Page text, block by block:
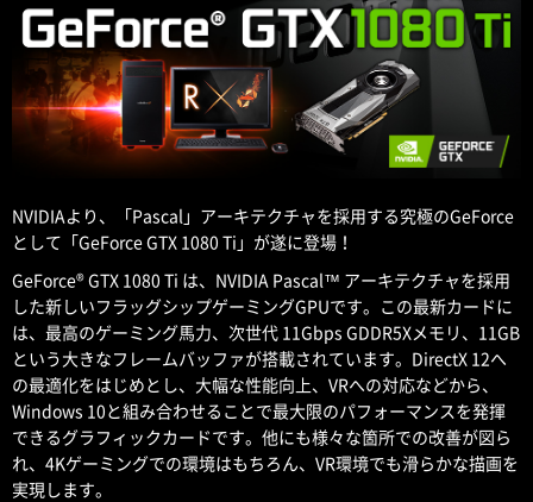
NVIDIAより、「Pascal」アーキテクチャを採用する究極のGeForce
として「GeForce GTX 1080 Ti」が遂に登場！
GeForce® GTX 1080 Ti は、NVIDIA Pascal™ アーキテクチャを採用
した新しいフラッグシップゲーミングGPUです。この最新カードに
は、最高のゲーミング馬力、次世代 11Gbps GDDR5Xメモリ、11GB
という大きなフレームバッファが搭載されています。DirectX 12へ
の最適化をはじめとし、大幅な性能向上、VRへの対応などから、
Windows 10と組み合わせることで最大限のパフォーマンスを発揮
できるグラフィックカードです。他にも様々な箇所での改善が図ら
れ、4Kゲーミングでの環境はもちろん、VR環境でも滑らかな描画を
実現します。